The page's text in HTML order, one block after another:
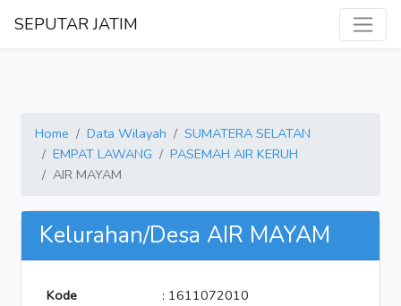
SEPUTAR JATIM
Home Data Wilayah
SUMATERA SELATAN
EMPAT LAWANG
PASEMAH AIR KERUH
AIR MAYAM
Kelurahan/Desa AIR MAYAM
Kode
: 1611072010